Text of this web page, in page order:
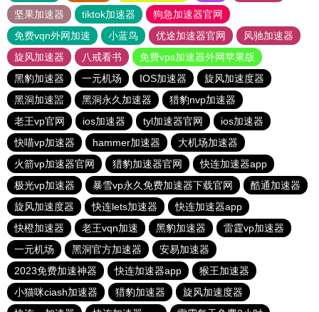
坚果加速器
tiktok加速器
狗急加速器官网
免费vqn外网加速
小蓝鸟 优途加速器官网
风驰加速器
旋风加速器
八戒看书
免费vps加速器外网苹果版
黑豹加速器
一元机场 IOS加速器
旋风加速度器
黑洞加速噐
黑洞永久加速器
猎豹nvp加速器
老王vp官网
ios加速器 tyl加速器官网
ios加速器
快喵vp加速器
hammer加速器
大机场加速器
火箭vp加速器官网
猎豹加速器官网
快连加速器app
极光vp加速器
暴雪vp永久免费加速器下载官网
酷通加速器
旋风加速度器
快连lets加速器
快连加速器app
快橙加速器
老王vqn加速 黑豹加速器
雷霆vp加速器
一元机场
黑洞官方加速器
安易加速器
2023免费加速神器
快连加速器app
猴王加速器
小猫咪ciash加速器
猎豹加速器
旋风加速度器